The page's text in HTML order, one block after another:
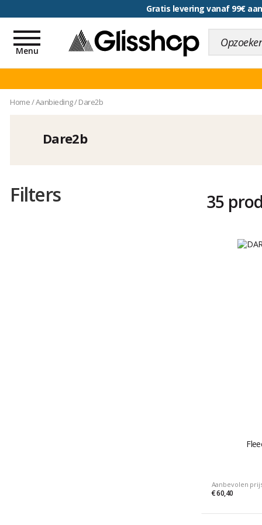
Gratis levering vanaf 99€
voor een 100 dagen
Toggle
navigation
Menu
Home/Aanbieding/Dare2b
Dare2b
Filters 35
Aanbevolen
€ 60,40